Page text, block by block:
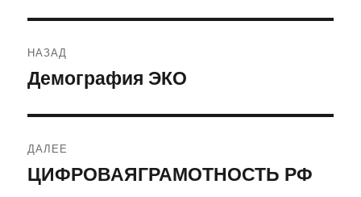
по
НАЗАД
Предыдущая
Демография ЭКО
ДАЛЕЕ
Следующая
ЦИФРОВАЯГРАМОТНОСТЬ РФ